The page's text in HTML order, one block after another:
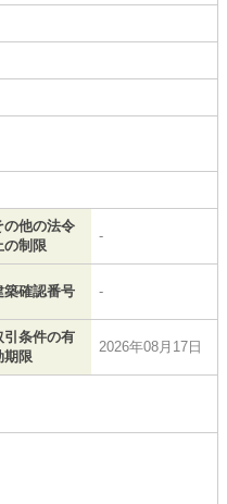
の他の法令
の制限
-
築確認番号 -
引条件の有
期限
2026年08月17日